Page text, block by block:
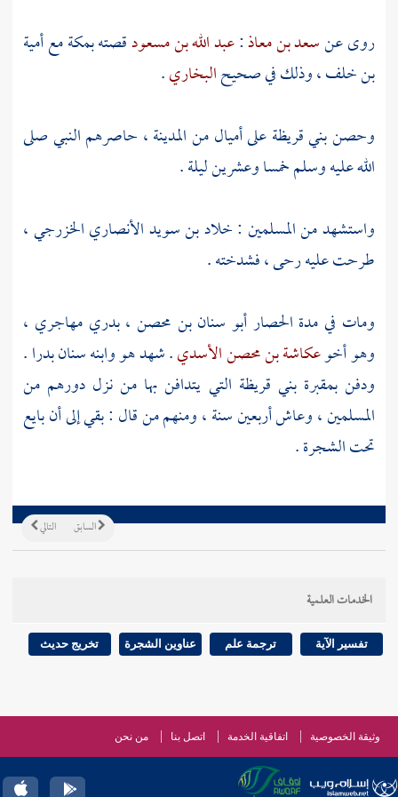
روى عنسعد بن معاذ:عبد الله بن مسعودقصتهبمكةمعأمية
بن خلف ،وذلك في صحيحالبخاري.
وحصنبني قريظةعلى أميال منالمدينة ، حاصرهم النبي صلى
الله عليه وسلم خمسا وعشرين ليلة .
واستشهد من المسلمين :خلاد بن سويد الأنصاري الخزرجي ،
طرحت عليه رحى ، فشدخته .
ومات في مدة الحصارأبو سنان بن محصن ،بدري مهاجري ،
وهو أخوعكاشة بن محصن الأسدي. شهد هو وابنهسنانبدرا.
ودفن بمقبرةبني قريظة التي يتدافن بها من نزل دورهم من
المسلمين ، وعاش أربعين سنة ، ومنهم من قال : بقي إلى أن بايع
تحت الشجرة .
التالي السابق
الخدمات العلمية
تفسير الآية ترجمة علم عناوين الشجرة تخريج حديث
وثيقة الخصوصية اتفاقية الخدمة اتصل بنا من نحن